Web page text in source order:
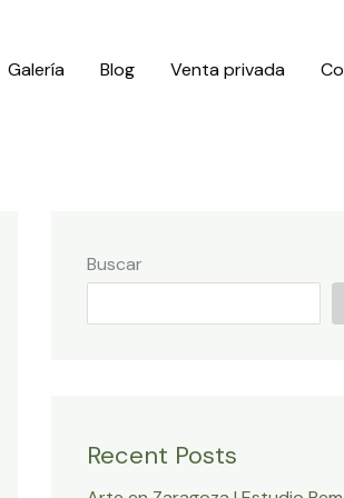
Galería Blog Venta privada
Buscar
Recent Posts